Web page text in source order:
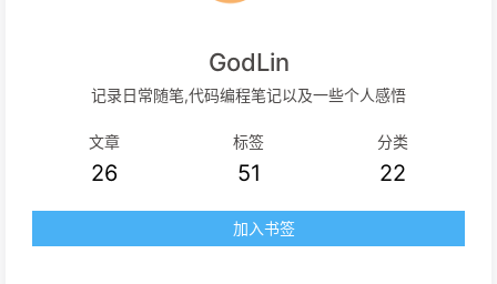
GodLin
记录日常随笔,代码编程笔记以及一些个人感悟
文章
26
标签
51
分类
22
加入书签